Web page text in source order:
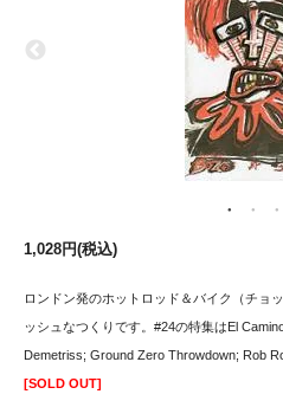
1,028円(税込)
ロンドン発のホットロッド＆バイク（チョ
ッシュなつくりです。#24の特集はEl
Demetriss; Ground Zero Throwdown; Rob
[SOLD OUT]